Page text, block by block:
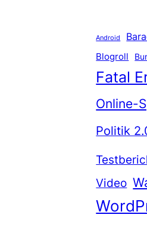
Android
Blogroll
Fatal
Online-
Politik
Video